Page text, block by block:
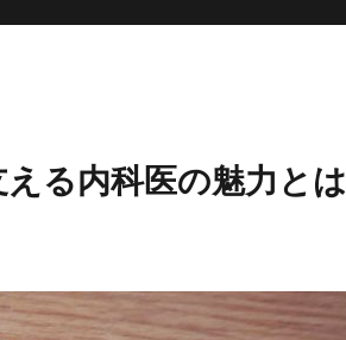
る内科医の魅力とは